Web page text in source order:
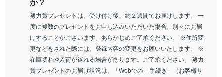
か？
努力賞プレゼントは、受け付け後、約２週間でお届けします。 一
度に複数のプレゼントをお申し込みいただいた場合、別々にお届
けすることがございます。あらかじめご了承ください。 ※住所変
更などをされた際には、登録内容の変更をお願いいたします。 ※
在庫切れや入荷が遅れる場合があります。ご了承ください。 努力
賞プレゼントのお届け状況は、「Webでの「手続き」（お客様サ